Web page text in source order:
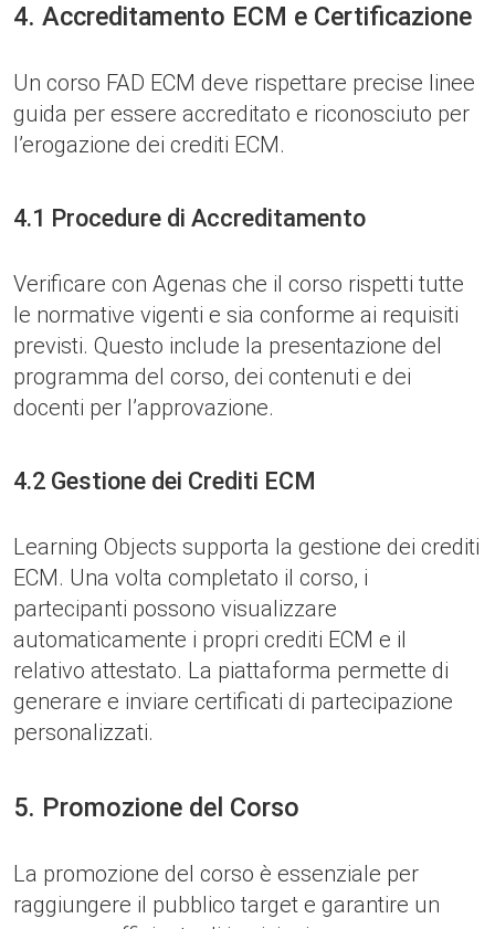
4. Accreditamento ECM e Certificazione
Un corso FAD ECM deve rispettare precise linee
guida per essere accreditato e riconosciuto per
l’erogazione dei crediti ECM.
4.1 Procedure di Accreditamento
Verificare con Agenas che il corso rispetti tutte
le normative vigenti e sia conforme ai requisiti
previsti. Questo include la presentazione del
programma del corso, dei contenuti e dei
docenti per l’approvazione.
4.2 Gestione dei Crediti ECM
Learning Objects supporta la gestione dei crediti
ECM. Una volta completato il corso, i
partecipanti possono visualizzare
automaticamente i propri crediti ECM e il
relativo attestato. La piattaforma permette di
generare e inviare certificati di partecipazione
personalizzati.
5. Promozione del Corso
La promozione del corso è essenziale per
raggiungere il pubblico target e garantire un